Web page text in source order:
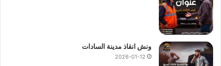
ونش انقاذ مدينة السادات
2026-01-12